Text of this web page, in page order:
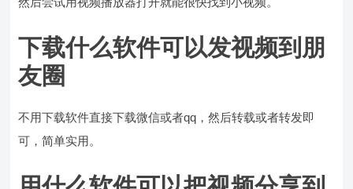
下载什么软件可以发视频到朋
友圈
不用下载软件直接下载微信或者qq，然后转载或者转发即
可，简单实用。